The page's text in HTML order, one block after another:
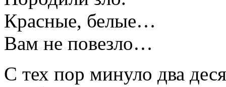
Красные, белые…
Вам не повезло…
С тех пор минуло два